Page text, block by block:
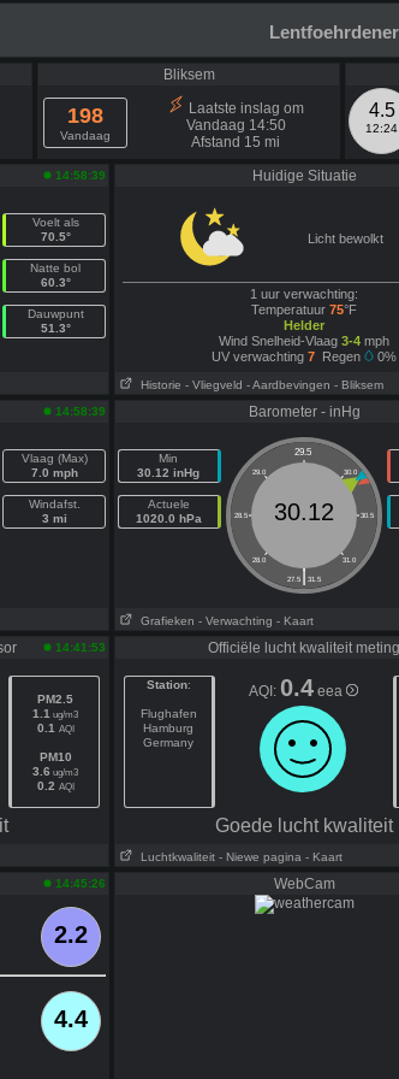
Bliksem
198
Vandaag
Laatste inslag om
Vandaag 14:50
Afstand 15 mi
4.5
12:24
14:58:39
Voelt als
70.5°
Natte bol
60.3°
Dauwpunt
51.3°
Huidige Situatie
Licht bewolkt
1 uur verwachting:
Temperatuur 75°F
Helder
Wind Snelheid-Vlaag 3-4 mph
UV verwachting 7 Regen 0%
Historie - Vliegveld - Aardbevingen - Bliksem
14:58:39
Vlaag (Max)
7.0 mph
Windafst.
3 mi
Barometer - inHg
Min
30.12 inHg
Actuele
1020.0 hPa
29.5
29.0 30.0
28.5 30.5
28.0 31.0
|
27.5 31.5
30.12
Grafieken - Verwachting - Kaart
14:41:53
PM2.5
1.1 ug/m3
0.1 AQI
PM10
3.6 ug/m3
0.2 AQI
Officiële lucht kwaliteit meting
Station:
Flughafen
Hamburg
Germany
AQI: 0.4 eea
Goede lucht kwaliteit
Luchtkwaliteit - Niewe pagina - Kaart
14:45:26
2.2
4.4
WebCam